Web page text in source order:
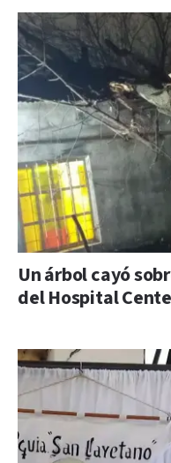
Un árbol cayó
del Hospital